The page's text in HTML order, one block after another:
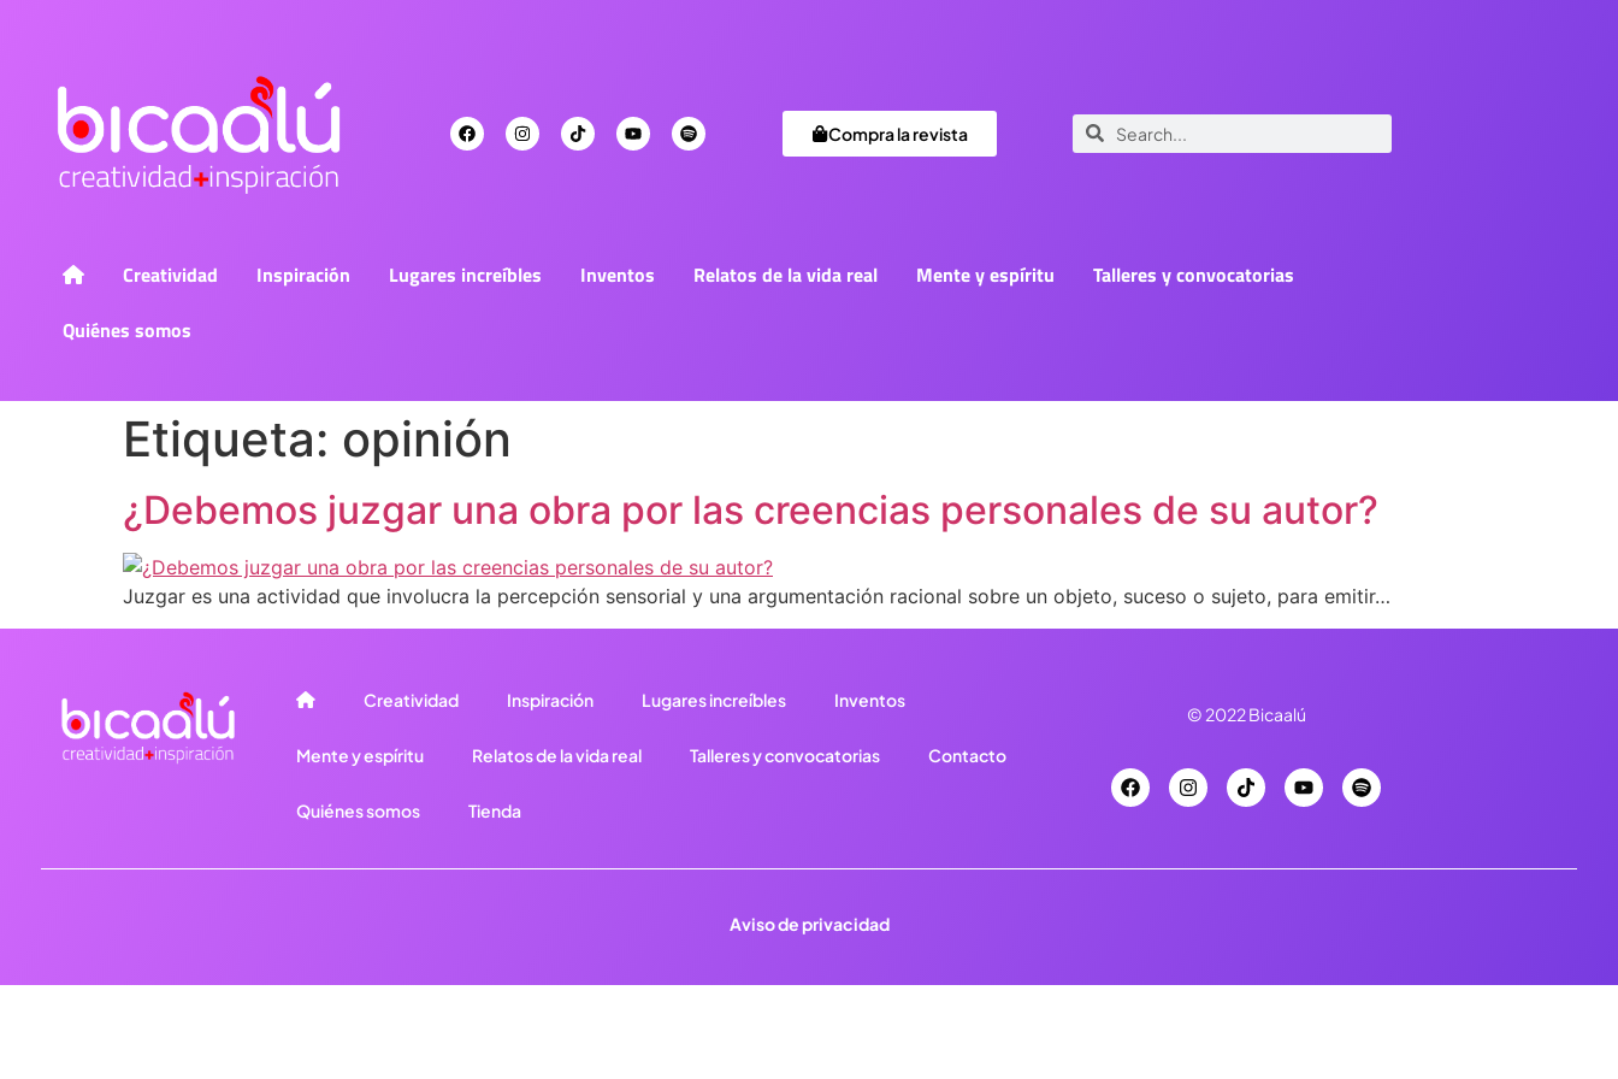
Compra la revista
Creatividad Inspiración Lugares increíbles Inventos Relatos de la vida real Mente y espíritu
Talleres y convocatorias
Quiénes somos
Etiqueta: opinión
¿Debemos juzgar una obra por las creencias personales de su autor?
Juzgar es una actividad que involucra la percepción sensorial y una argumentación racional sobre un objeto, suceso o sujeto, para emitir…
Creatividad Inspiración Lugares increíbles Inventos
Mente y espíritu Relatos de la vida real Talleres y convocatorias Contacto
Quiénes somos Tienda
© 2022 Bicaalú
Aviso de privacidad